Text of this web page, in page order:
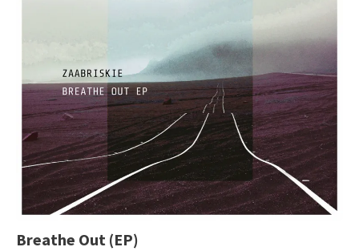
Breathe Out (EP)